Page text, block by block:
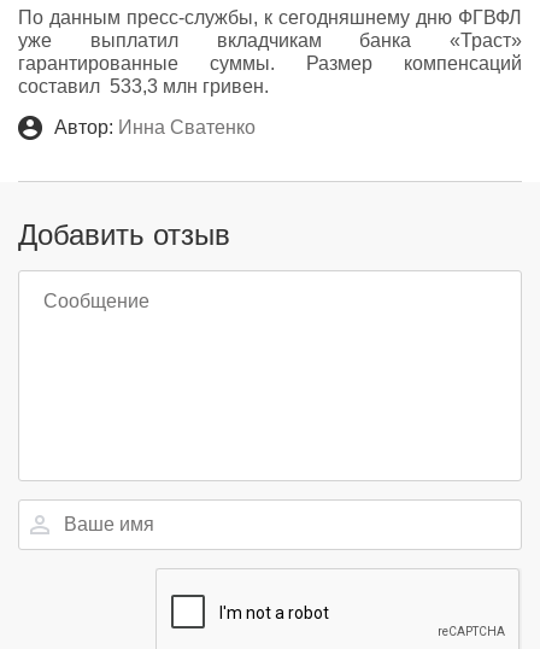
По данным пресс-службы, к сегодняшнему дню ФГВФЛ
уже выплатил вкладчикам банка «Траст»
гарантированные суммы. Размер компенсаций
составил 533,3 млн гривен.
Автор: Инна Сватенко
Добавить отзыв